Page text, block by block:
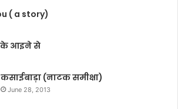
( a story)
के आइने से
कसाईबाड़ा (नाटक समीक्षा)
June 28, 2013